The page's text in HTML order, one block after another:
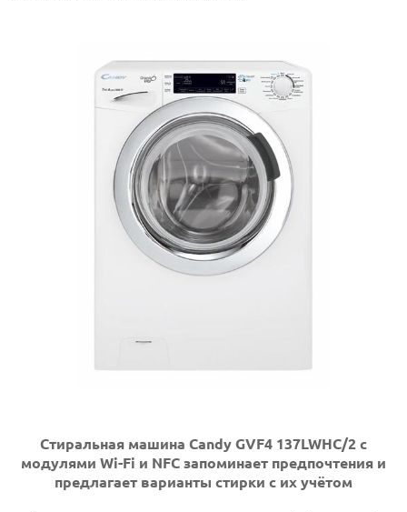
Стиральная машина Candy GVF4 137LWHC/2 с
модулями Wi-Fi и NFC запоминает предпочтения и
предлагает варианты стирки с их учётом